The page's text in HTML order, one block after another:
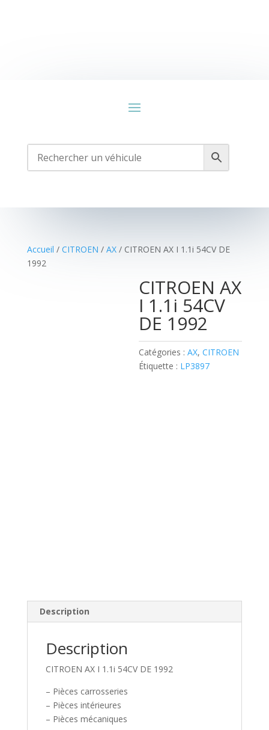
Accueil / CITROEN / AX/ CITROEN AX I 1.1i 54CV DE
1992
CITROEN AX
I 1.1i 54CV
DE 1992
Catégories :AX,CITROEN
Étiquette : LP3897
Description
Description
CITROEN AX I 1.1i 54CV DE 1992
– Pièces carrosseries
– Pièces intérieures
– Pièces mécaniques